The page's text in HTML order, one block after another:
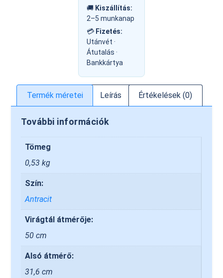
🚚 Kiszállítás:
2–5 munkanap
💳 Fizetés:
Utánvét ·
Átutalás ·
Bankkártya
Termék méretei Leírás Értékelések (0)
További információk
Tömeg
0,53 kg
Szín:
Antracit
Virágtál átmérője:
50 cm
Alsó átmérő:
31,6 cm